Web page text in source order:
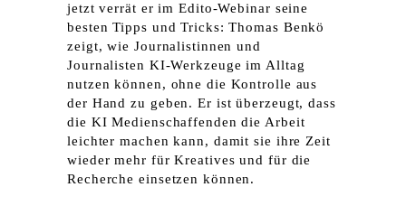
jetzt verrät er im Edito-Webinar seine
besten Tipps und Tricks: Thomas Benkö
zeigt, wie Journalistinnen und
Journalisten KI-Werkzeuge im Alltag
nutzen können, ohne die Kontrolle aus
der Hand zu geben. Er ist überzeugt, dass
die KI Medienschaffenden die Arbeit
leichter machen kann, damit sie ihre Zeit
wieder mehr für Kreatives und für die
Recherche einsetzen können.